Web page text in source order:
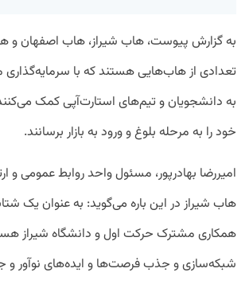
به گزارش پیوست، هاب شیراز، هاب اصفهان و
تعدادی از هاب‌هایی هستند که با
به دانشجویان و تیم‌های استارت‌آپی کمک می‌کنند
خود را به مرحله بلوغ و ورود به بازار برسانند.
امیررضا بهادرپور، مسئول واحد روابط عمومی و
هاب شیراز در این باره می‌گوید: به عنوان یک
همکاری مشترک حرکت اول و دانشگاه شیراز
شبکه‌سازی و جذب فرصت‌ها و ایده‌های نوآور و